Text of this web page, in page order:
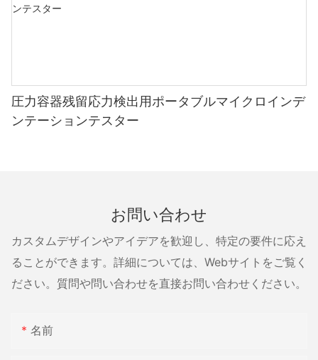
圧力容器残留応力検出用ポータブルマイクロインデ
ンテーションテスター
お問い合わせ
カスタムデザインやアイデアを歓迎し、特定の要件に応え
ることができます。詳細については、Webサイトをご覧く
ださい。質問や問い合わせを直接お問い合わせください。
名前